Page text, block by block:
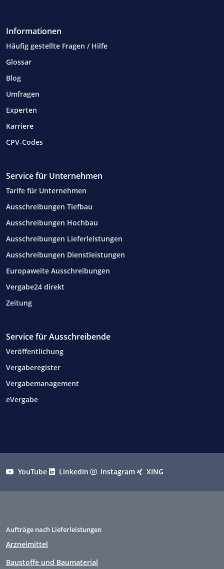
Informationen
Häufig gestellte Fragen / Hilfe
Glossar
Blog
Umfragen
Experten
Karriere
CPV-Codes
Service für Unternehmen
Tarife für Unternehmen
Ausschreibungen Tiefbau
Ausschreibungen Hochbau
Ausschreibungen Lieferleistungen
Ausschreibungen Dienstleistungen
Europaweite Ausschreibungen
Vergabe24 direkt
Zeitung
Service für Ausschreibende
Veröffentlichung
Vergaberegister
Vergabemanagement
eVergabe
YouTube LinkedIn Instagram XING
Aufträge nach Lieferleistungen
Arzneimittel
Baustoffe und Baumaterial